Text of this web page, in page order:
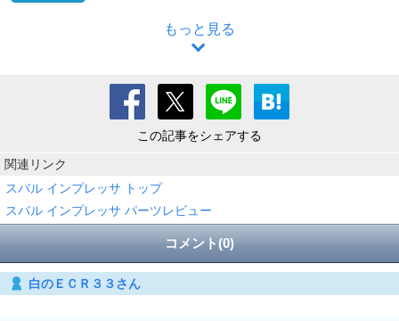
もっと見る
この記事をシェアする
関連リンク
スバル インプレッサ トップ
スバル インプレッサ パーツレビュー
コメント(0)
白のＥＣＲ３３さん